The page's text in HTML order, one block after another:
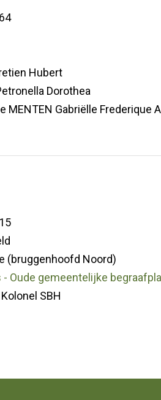
Hubert
Dorothea
MENTEN Gabriëlle
(bruggenhoofd Noord)
- Oude gemeentelijke
SBH